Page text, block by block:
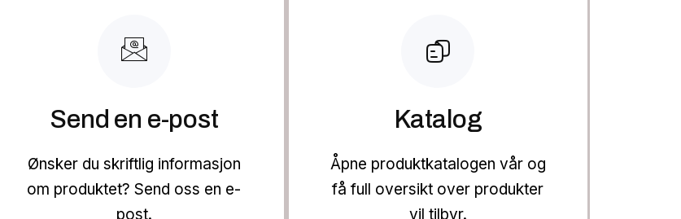
Send en e-post
Ønsker du skriftlig informasjon
om produktet? Send oss en e-
post.
Katalog
Åpne produktkatalogen vår og
få full oversikt over produkter
vil tilbyr.